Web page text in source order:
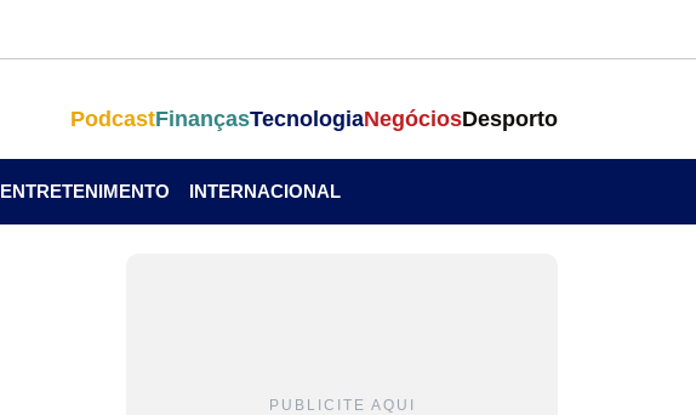
PodcastFinançasTecnologiaNegóciosDesporto
ENTRETENIMENTO INTERNACIONAL
PUBLICITE AQUI